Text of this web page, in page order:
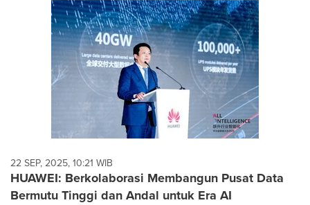
22 SEP, 2025, 10:21 WIB
HUAWEI: Berkolaborasi Membangun Pusat Data
Bermutu Tinggi dan Andal untuk Era AI